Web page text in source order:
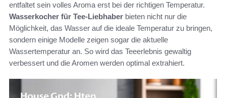
entfaltet sein volles Aroma erst bei der richtigen Temperatur.
Wasserkocher für Tee-Liebhaber bieten nicht nur die
Möglichkeit, das Wasser auf die ideale Temperatur zu bringen,
sondern einige Modelle zeigen sogar die aktuelle
Wassertemperatur an. So wird das Teeerlebnis gewaltig
verbessert und die Aromen werden optimal extrahiert.